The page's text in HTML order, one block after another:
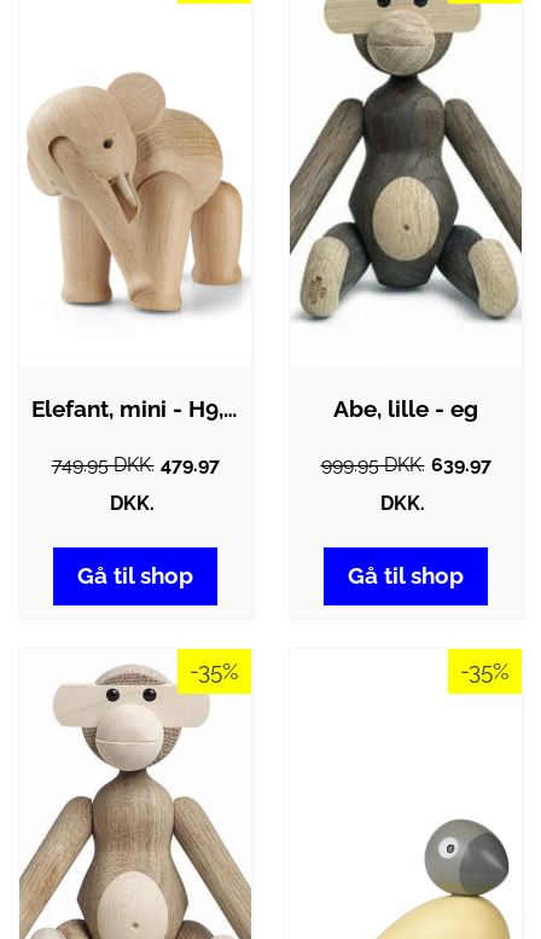
Elefant, mini - H9,5 cm.
749.95 DKK. 479.97
DKK.
Gå til shop
Abe, lille - eg
999.95 DKK. 639.97
DKK.
Gå til shop
-35% -35%